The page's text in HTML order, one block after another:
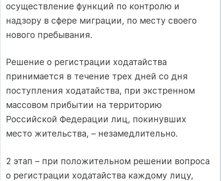
осуществление функций по контролю и
надзору в сфере миграции, по месту своего
нового пребывания.
Решение о регистрации ходатайства
принимается в течение трех дней со дня
поступления ходатайства, при экстренном
массовом прибытии на территорию
Российской Федерации лиц, покинувших
место жительства, – незамедлительно.
2 этап – при положительном решении вопроса
о регистрации ходатайства каждому лицу,